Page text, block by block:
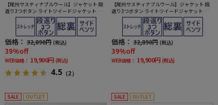
【尾州サスティナブルウール】ジャケット 段
返り3つボタン ライトツイードジャケット 千
鳥格子 リッケンバッカー 秋冬
価格： 32,890円 (税込)
39%off
WEB価格： 19,900円 (税込)
4.5 （2）
【尾州サスティナブルウール】ジャケット 段
返り3つボタン ライトツイードジャケット ガ
ンクラブ リッケンバッカー 秋冬
価格： 32,890円 (税込)
39%off
WEB価格： 19,900円 (税込)
SALE OUTLET SALE OUTLET